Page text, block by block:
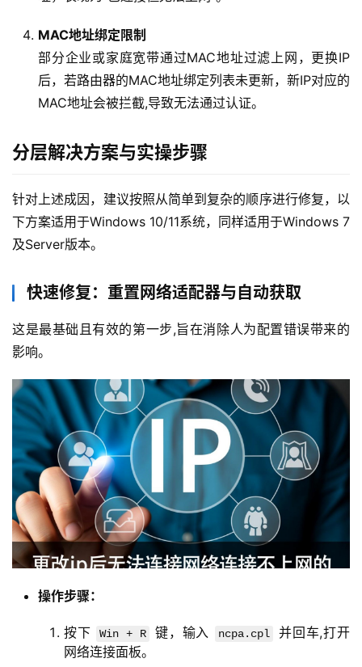
MAC地址绑定限制
部分企业或家庭宽带通过MAC地址过滤上网，更换IP
后，若路由器的MAC地址绑定列表未更新，新IP对应的
MAC地址会被拦截,导致无法通过认证。
分层解决方案与实操步骤
针对上述成因，建议按照从简单到复杂的顺序进行修复，以
下方案适用于Windows 10/11系统，同样适用于Windows 7
及Server版本。
快速修复：重置网络适配器与自动获取
这是最基础且有效的第一步,旨在消除人为配置错误带来的
影响。
操作步骤：
按下 Win + R 键，输入 ncpa.cpl
并回车,打开
网络连接面板。